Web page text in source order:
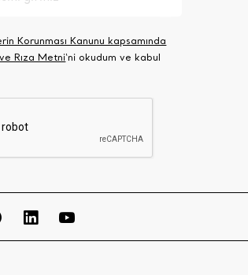
Korunması Kanunu kapsamında
Rıza Metni‘ni okudum ve kabul